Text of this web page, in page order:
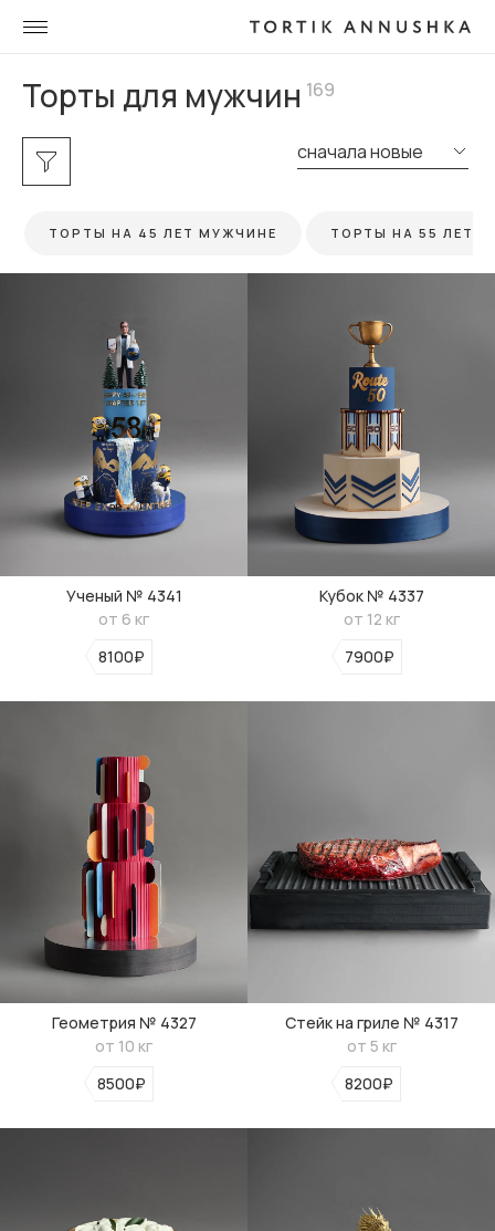
Торты для мужчин 169
сначала новые
ТОРТЫ НА 45 ЛЕТ МУЖЧИНЕ ТОРТЫ НА 55 ЛЕТ
Ученый № 4341
от 6 кг
8100₽
Кубок № 4337
от 12 кг
7900₽
Геометрия № 4327
от 10 кг
8500₽
Стейк на гриле № 4317
от 5 кг
8200₽